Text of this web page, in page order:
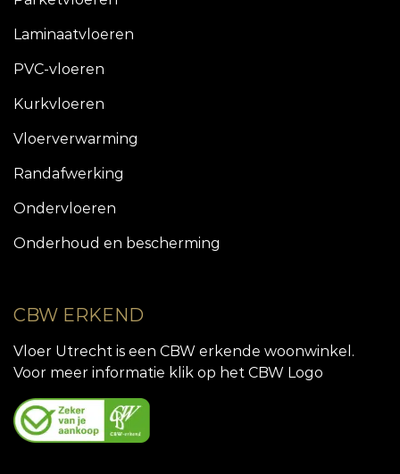
Laminaatvloeren
PVC-vloeren
Kurkvloeren
Vloerverwarming
Randafwerking
Ondervloeren
Onderhoud en bescherming
CBW ERKEND
Vloer Utrecht is een CBW erkende woonwinkel.
Voor meer informatie klik op het CBW Logo